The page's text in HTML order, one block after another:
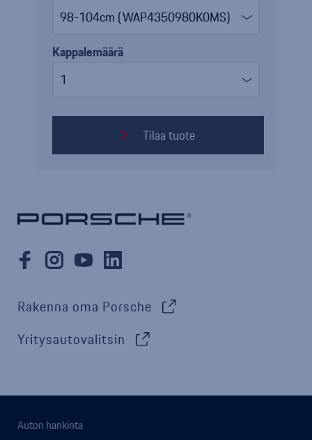
Kappalemäärä
Tilaa tuote
Rakenna oma Porsche
Yritysautovalitsin
Auton hankinta